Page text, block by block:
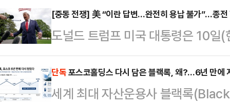
[중동 전쟁] 美 “이란 답변…완전히 용납 불가”…종전
도널드 트럼프 미국 대통령은 10일
측이 수용불가능한 내용의 답변을
르면 트럼프 대통령은 10일(현지
스소셜을 통해 “이란의 소위 ‘대표
단독포스코홀딩스 다시 담은 블랙록, 왜?…6년 만에
세계 최대 자산운용사 블랙록